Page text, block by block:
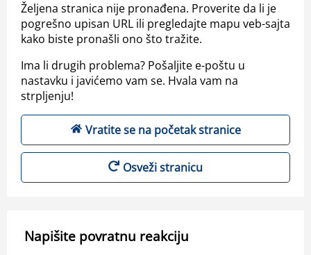
Željena stranica nije pronađena. Proverite da li je
pogrešno upisan URL ili pregledajte mapu veb-sajta
kako biste pronašli ono što tražite.
Ima li drugih problema? Pošaljite e-poštu u
nastavku i javićemo vam se. Hvala vam na
strpljenju!
Vratite se na početak stranice
Osveži stranicu
Napišite povratnu reakciju